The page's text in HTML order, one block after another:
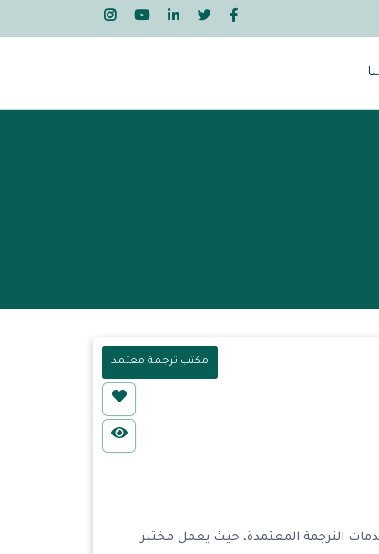
مكتب ترجمة معتمد
الترجمة المعتمدة، حيث يعمل مختبر